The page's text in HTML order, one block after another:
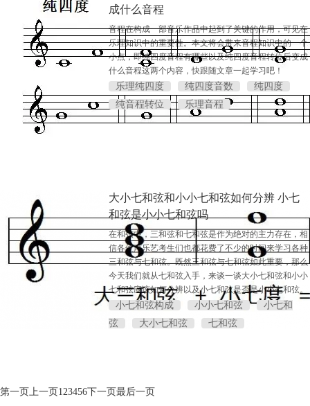
成什么音程
音程在构成一部音乐作品中起到了关键的作用，可见在
乐理知识中的重要性。本文将会带来音程知识中的一个
小点，即纯四度音程有哪些以及纯四度音程转位后变成
什么音程这两个内容，快跟随文章一起学习吧！
乐理纯四度 纯四度音数
纯四度
纯音程转位
乐理音程
大小七和弦和小小七和弦如何分辨 小七
和弦是小小七和弦吗
在和弦中，三和弦和七和弦是作为绝对的主力存在，相
信各位声乐艺考生们也都花费了不少的时间来学习各种
三和弦与七和弦。既然三和弦与七和弦如此重要，那么
今天我们就从七和弦入手，来谈一谈大小七和弦和小小
七和弦应该如何分辨以及小七和弦是否是小小七和弦。
小七和弦构成 小小七和弦
小七和
弦
大小七和弦 七和弦
第一页 上一页1 23456下一页最后一页